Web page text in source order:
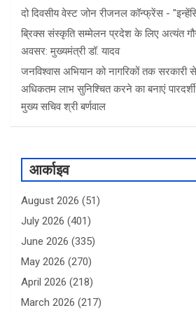
दो दिवसीय वेस्ट जोन रीजनल कॉन्फ्रेंस -
ब्रिक्स संस्कृति सम्मेलन प्रदेश के लिए अत्यंत
अवसर: मुख्यमंत्री डॉ. यादव
जनविश्वास अभियान को नागरिकों तक
अधिकतम लाभ सुनिश्चित करने का बनाएं
मुख्य सचिव श्री बर्णवाल
आर्काइव
August 2026 (51)
July 2026 (401)
June 2026 (335)
May 2026 (270)
April 2026 (218)
March 2026 (217)